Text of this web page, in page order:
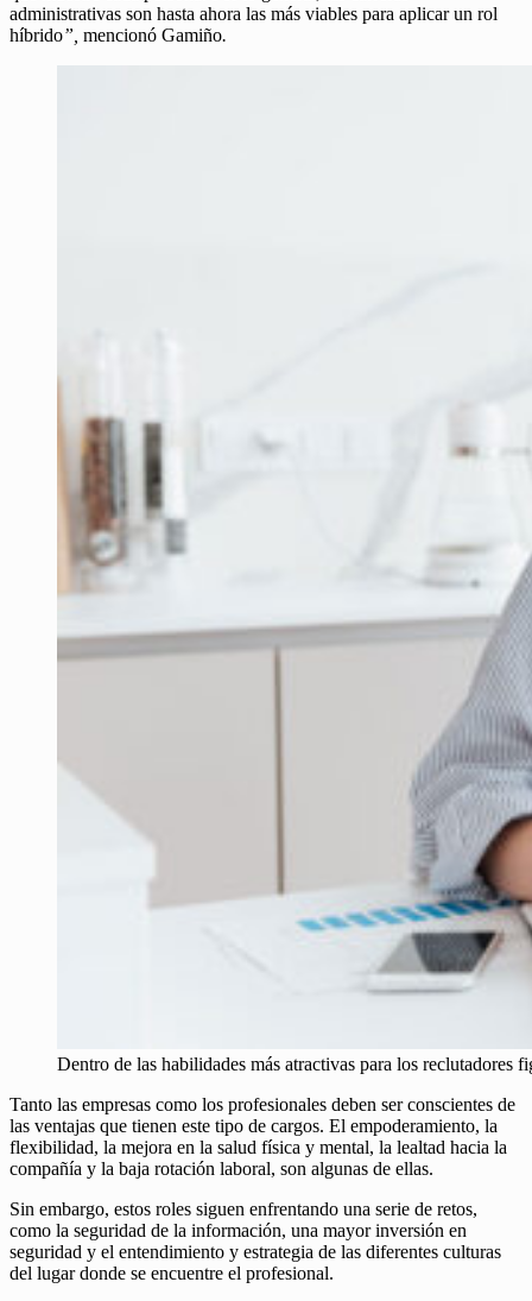
administrativas son hasta ahora las más viables para aplicar un rol
híbrido”, mencionó Gamiño.
Dentro de las habilidades más atractivas para los
Tanto las empresas como los profesionales deben ser conscientes de
las ventajas que tienen este tipo de cargos. El empoderamiento, la
flexibilidad, la mejora en la salud física y mental, la lealtad hacia la
compañía y la baja rotación laboral, son algunas de ellas.
Sin embargo, estos roles siguen enfrentando una serie de retos,
como la seguridad de la información, una mayor inversión en
seguridad y el entendimiento y estrategia de las diferentes culturas
del lugar donde se encuentre el profesional.